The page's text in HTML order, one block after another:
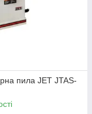
пила JET JTAS-